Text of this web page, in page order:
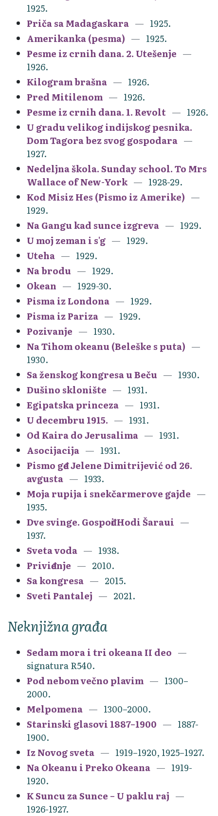
1925.
Priča sa Madagaskara
1925.
Amerikanka (pesma)
1925.
Pesme iz crnih dana. 2. Utešenje
1926.
Kilogram brašna
1926.
Pred Mitilenom
1926.
Pesme iz crnih dana. 1. Revolt
1926.
U gradu velikog indijskog pesnika.
Dom Tagora bez svog gospodara
1927.
Nedeljna škola. Sunday school. To Mrs
Wallace of New-York
1928-29.
Kod Misiz Hes (Pismo iz Amerike)
1929.
Na Gangu kad sunce izgreva
1929.
U moj zeman i s'g
1929.
Uteha
1929.
Na brodu
1929.
Okean
1929-30.
Pisma iz Londona
1929.
Pisma iz Pariza
1929.
Pozivanje
1930.
Na Tihom okeanu (Beleške s puta)
1930.
Sa ženskog kongresa u Beču
1930.
Dušino sklonište
1931.
Egipatska princeza
1931.
U decembru 1915.
1931.
Od Kaira do Jerusalima
1931.
Asocijacija
1931.
Pismo gđe Jelene Dimitrijević od 26.
avgusta
1933.
Moja rupija i snekčarmerove gajde
1935.
Dve svinge. Gospođi Hodi Šaraui
1937.
Sveta voda
1938.
Priviđenje
2010.
Sa kongresa
2015.
Sveti Pantalej
2021.
Neknjižna građa
Sedam mora i tri okeana II deo
signatura R540.
Pod nebom večno plavim
1300–
2000.
Melpomena
1300–2000.
Starinski glasovi 1887–1900
1887-
1900.
Iz Novog sveta
1919–1920, 1925–1927.
Na Okeanu i Preko Okeana
1919-
1920.
K Suncu za Sunce – U paklu raj
1926-1927.